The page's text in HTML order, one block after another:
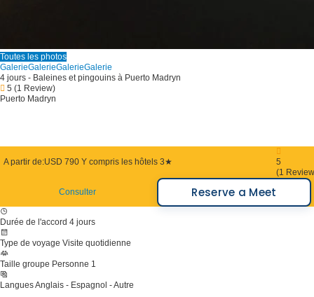
Toutes les photos
GalerieGalerieGalerieGalerie
4 jours - Baleines et pingouins à Puerto Madryn
5 (1 Review)
Puerto Madryn
A partir de:USD 790 Y compris les hôtels 3★
5
(1
Consulter
Reserve a Meet
Durée de l'accord 4 jours
Type de voyage Visite quotidienne
Taille groupe Personne 1
LanguesAnglais - Espagnol - Autre